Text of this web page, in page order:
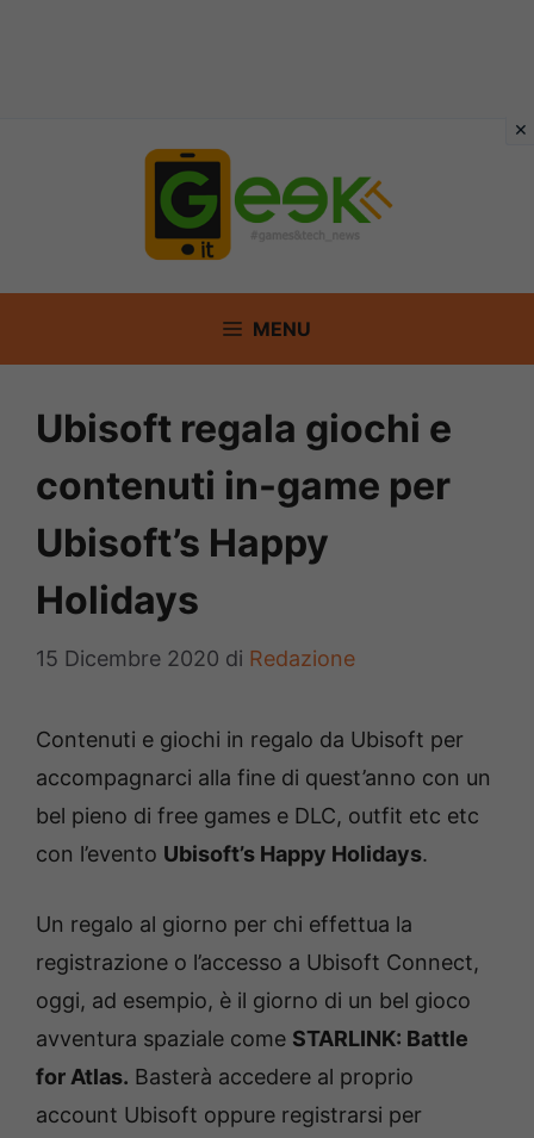
MENU
Ubisoft regala giochi e
contenuti in-game per
Ubisoft’s Happy
Holidays
15 Dicembre 2020 di Redazione
Contenuti e giochi in regalo da Ubisoft per
accompagnarci alla fine di quest’anno con un
bel pieno di free games e DLC, outfit etc etc
con l’evento Ubisoft’s Happy Holidays.
Un regalo al giorno per chi effettua la
registrazione o l’accesso a Ubisoft Connect,
oggi, ad esempio, è il giorno di un bel gioco
avventura spaziale come STARLINK: Battle
for Atlas. Basterà accedere al proprio
account Ubisoft oppure registrarsi per